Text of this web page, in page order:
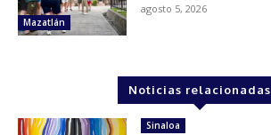
Mazatlán
agosto 5, 2026
Noticias relacionadas
Sinaloa